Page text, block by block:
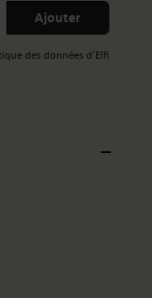
Ajouter
des données d'Elfi